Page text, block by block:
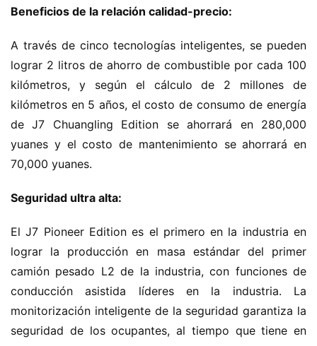
Beneficios de la relación calidad-precio:
A través de cinco tecnologías inteligentes, se pueden
lograr 2 litros de ahorro de combustible por cada 100
kilómetros, y según el cálculo de 2 millones de
kilómetros en 5 años, el costo de consumo de energía
de J7 Chuangling Edition se ahorrará en 280,000
yuanes y el costo de mantenimiento se ahorrará en
70,000 yuanes.
Seguridad ultra alta:
El J7 Pioneer Edition es el primero en la industria en
lograr la producción en masa estándar del primer
camión pesado L2 de la industria, con funciones de
conducción asistida líderes en la industria. La
monitorización inteligente de la seguridad garantiza la
seguridad de los ocupantes, al tiempo que tiene en